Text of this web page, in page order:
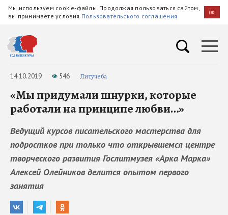
Мы используем cookie-файлы. Продолжая пользоваться сайтом,
вы принимаете условия Пользовательского соглашения OK
14.10.2019 546 Литучеба
«Мы придумали шнурки, которые
работали на принципе любви…»
Ведущий курсов писательского мастерства для
подростков при только что открывшемся центре
творческого развития Гослитмузея «Арка Марка»
Алексей Олейников делится опытом первого
занятия